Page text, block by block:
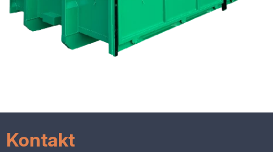
Kontakt